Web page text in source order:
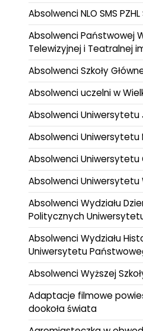
Absolwenci NLO SMS
Absolwenci Państwowej
Telewizyjnej i Teatralnej
Absolwenci Szkoły
Absolwenci uczelni w
Absolwenci Uniwersytetu
Absolwenci Uniwersytetu
Absolwenci Uniwersytetu
Absolwenci Uniwersytetu
Absolwenci Wydziału
Politycznych
Absolwenci Wydziału
Uniwersytetu
Absolwenci Wyższej
Adaptacje filmowe
dookoła świata